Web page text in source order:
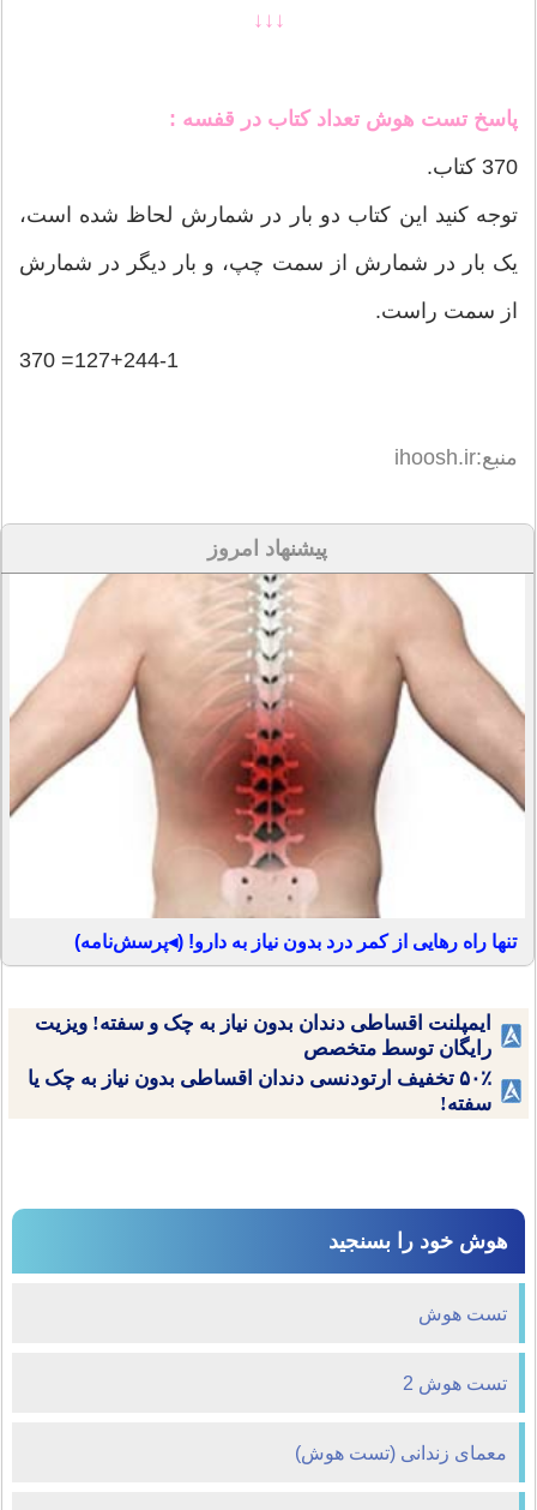
↓↓↓
پاسخ تست هوش تعداد کتاب در قفسه :
370 کتاب.
توجه کنید این کتاب دو بار در شمارش لحاظ شده است،
یک بار در شمارش از سمت چپ، و بار دیگر در شمارش
از سمت راست.
127+244-1= 370
منبع:ihoosh.ir
پیشنهاد امروز
تنها راه رهایی از کمر درد بدون نیاز به دارو! (◂پرسش‌نامه)
ایمپلنت اقساطی دندان بدون نیاز به چک و سفته! ویزیت
رایگان توسط متخصص
۵۰٪ تخفیف ارتودنسی دندان اقساطی بدون نیاز به چک یا
سفته!
هوش خود را بسنجید
تست هوش
تست هوش 2
معمای زندانی (تست هوش)